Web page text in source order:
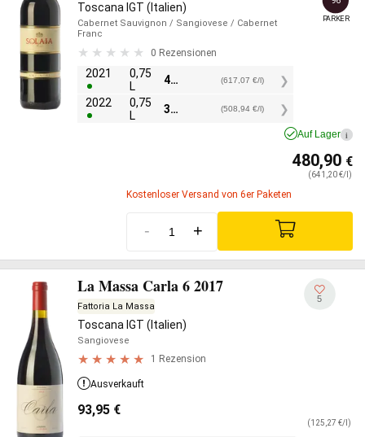
Toscana IGT (Italien)
Cabernet Sauvignon / Sangiovese / Cabernet
Franc
0 Rezensionen
2021
0,75
L
462,80 (617,07 €/l)
2022
0,75
L
381,70 (508,94 €/l)
PARKER
Auf Lager i
480,90 €
(641,20 €/l)
Kostenloser Versand von 6er Paketen
- +
La Massa Carla 6 2017
Fattoria La Massa
Toscana IGT (Italien)
Sangiovese
1 Rezension
5
Ausverkauft
93,95 €
(125,27 €/l)